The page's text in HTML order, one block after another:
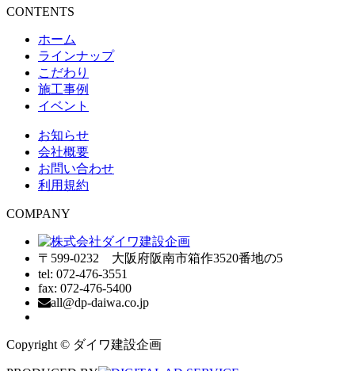
CONTENTS
ホーム
ラインナップ
こだわり
施工事例
イベント
お知らせ
会社概要
お問い合わせ
利用規約
COMPANY
〒599-0232 大阪府阪南市箱作3520番地の5
tel: 072-476-3551
fax: 072-476-5400
all@dp-daiwa.co.jp
Copyright © ダイワ建設企画